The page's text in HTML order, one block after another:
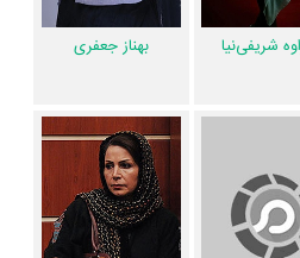
در حوالی من در
منظوماطلاعات بسیاری
است؛ در بخش گالری عکس و پوستر فیلم
پرسه در حوالی من 31 عدد، در بخش ویدئو و تیزر فیلم پرسه در حوالی من 2
شریفی‌نیا بهناز جعفری